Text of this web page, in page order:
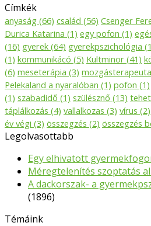
Címkék
anyaság (66) család (56) Csenger
Durica Katarina (1) egy pofon (1)
(16) gyerek (64) gyerekpszichológia
(1) kommunikácó (5) Kultminor (41)
(6) meseterápia (3) mozgásterapeuta
Pelekaland a nyaralóban (1) pofon (1)
(1) szabadidő (1) szülésznő (13)
táplálkozás (4) vallalkozas (3) vírus (2)
év végi (3) összegzés (2) összegzés
Legolvasottabb
Egy elhivatott
Méregtelenítés szoptatás
A dackorszak- a
(1896)
Témáink